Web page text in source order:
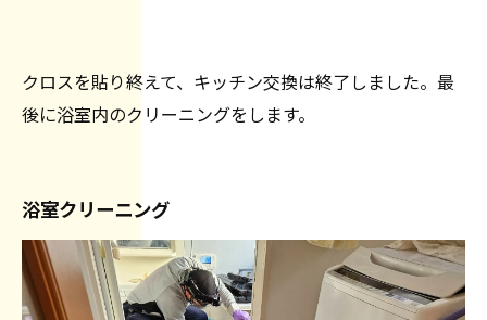
クロスを貼り終えて、キッチン交換は終了しました。最
後に浴室内のクリーニングをします。
浴室クリーニング